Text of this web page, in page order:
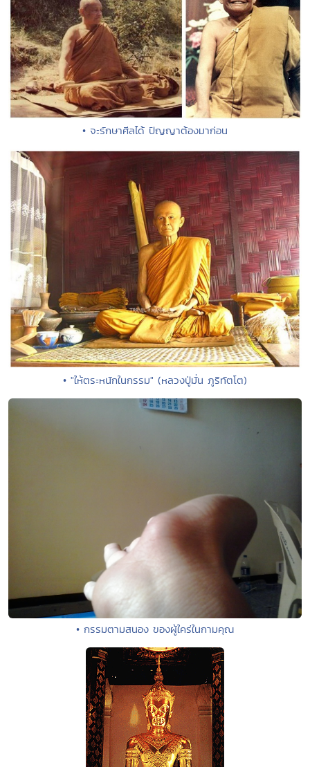
• จะรักษาศีลได้ ปัญญาต้องมาก่อน
• "ให้ตระหนักในกรรม" (หลวงปู่มั่น ภูริทัตโต)
• กรรมตามสนอง ของผู้ใคร่ในกามคุณ